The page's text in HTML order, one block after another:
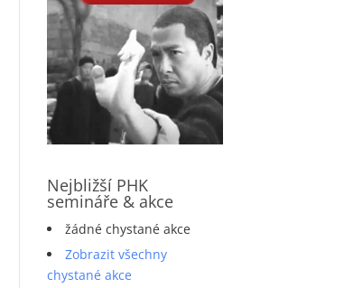
Nejbližší PHK
semináře & akce
žádné chystané akce
Zobrazit všechny
chystané akce